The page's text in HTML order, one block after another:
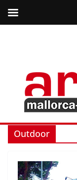
Outdoor